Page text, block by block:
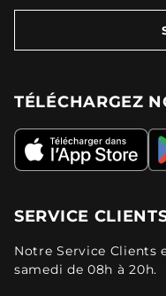
TÉLÉCHARGEZ
SERVICE
Notre Service Clients
samedi de 08h à 20h.